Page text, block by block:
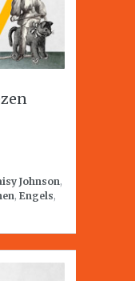
Johnson,
, Engels,